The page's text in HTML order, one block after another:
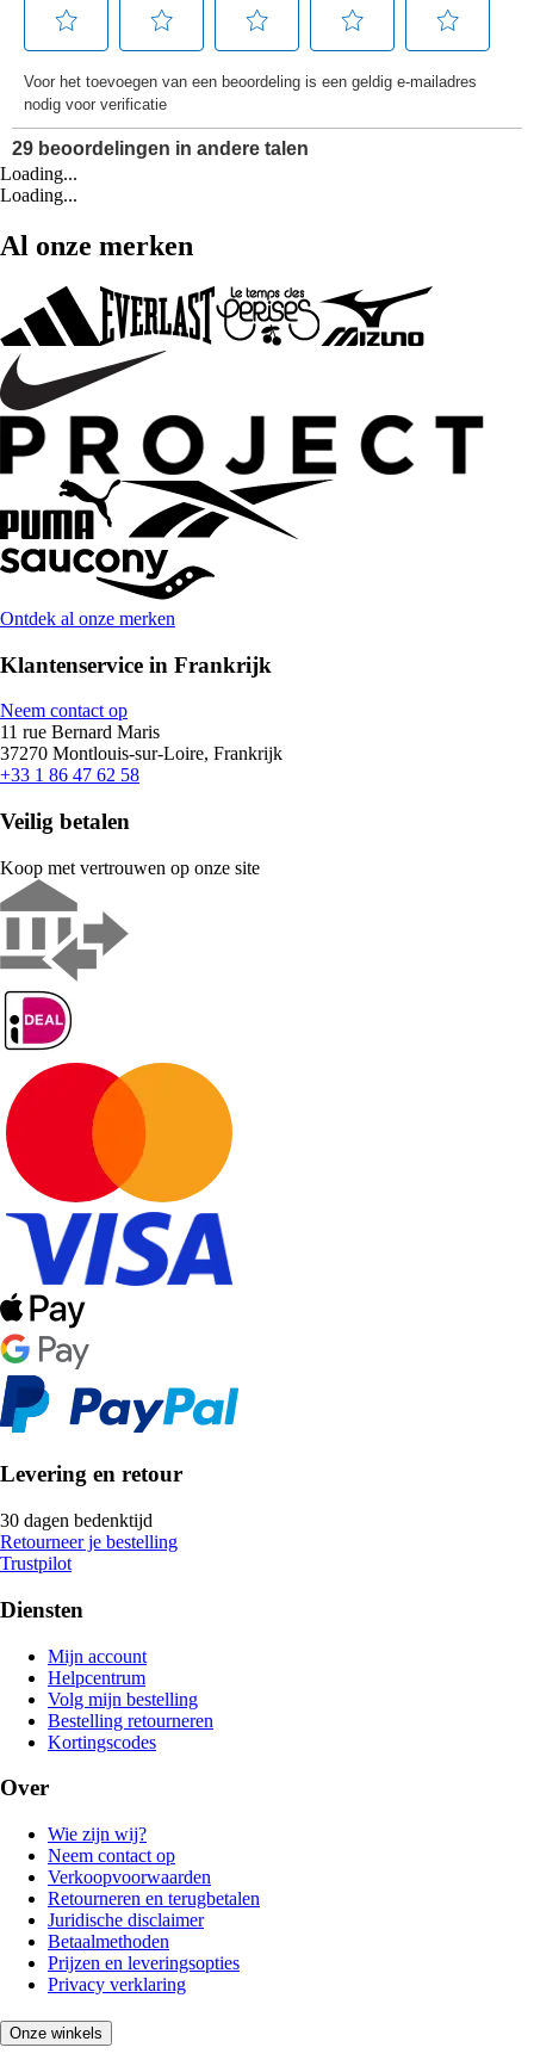
Loading...
Loading...
Al onze merken
Ontdek al onze merken
Klantenservice in Frankrijk
Neem contact op
11 rue Bernard Maris
37270 Montlouis-sur-Loire, Frankrijk
+33 1 86 47 62 58
Veilig betalen
Koop met vertrouwen op onze site
Levering en retour
30 dagen bedenktijd
Retourneer je bestelling
Trustpilot
Diensten
Mijn account
Helpcentrum
Volg mijn bestelling
Bestelling retourneren
Kortingscodes
Over
Wie zijn wij?
Neem contact op
Verkoopvoorwaarden
Retourneren en terugbetalen
Juridische disclaimer
Betaalmethoden
Prijzen en leveringsopties
Privacy verklaring
Onze winkels